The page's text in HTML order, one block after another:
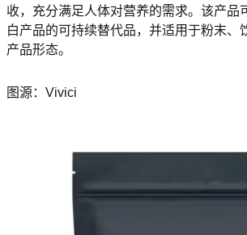
收，充分满足人体对营养的需求。该产品
白产品的可持续替代品，并适用于粉末、
产品形态。
图源：Vivici